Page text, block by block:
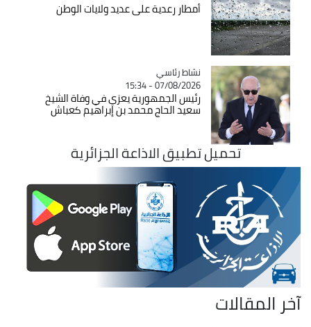
أمطار رعدية على عديد ولايات الوطن
Catégorie
نشاط رئاسي
07/08/2026 - 15:34
رئيس الجمهورية يعزي في وفاة الشيخ
سعيد الحاج محمد بن إبراهيم كعباش
تحميل تطبيق الاذاعة الجزائرية
آخر المقالات